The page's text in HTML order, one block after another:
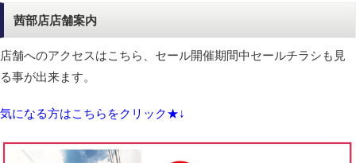
茜部店店舗案内
店舗へのアクセスはこちら、セール開催期間中セールチラシも見
る事が出来ます。
気になる方はこちらをクリック★↓